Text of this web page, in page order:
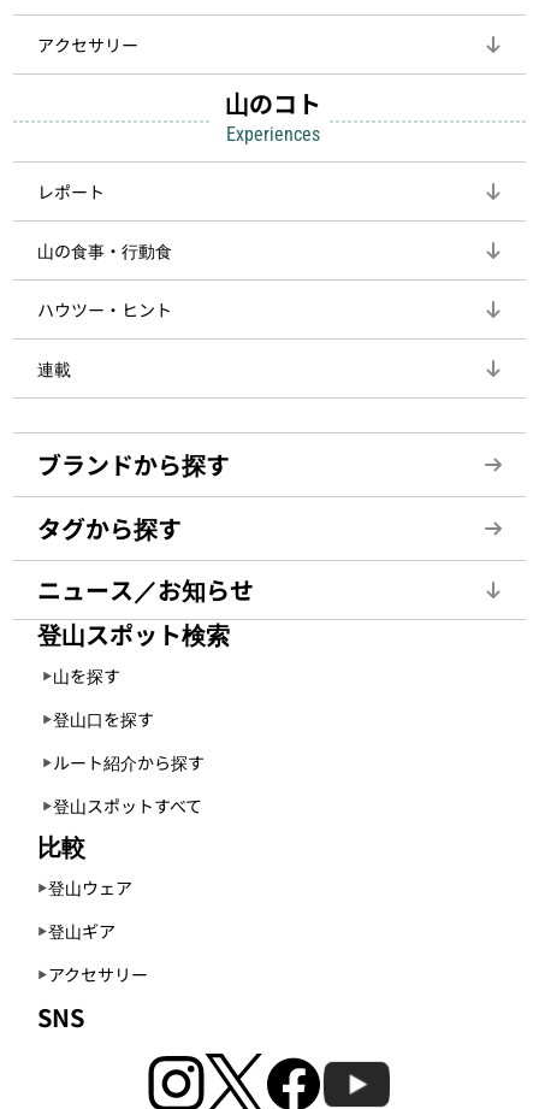
アクセサリー
山のコト
Experiences
レポート
山の食事・行動食
ハウツー・ヒント
連載
ブランドから探す
タグから探す
ニュース／お知らせ
登山スポット検索
山を探す
登山口を探す
ルート紹介から探す
登山スポットすべて
比較
登山ウェア
登山ギア
アクセサリー
SNS